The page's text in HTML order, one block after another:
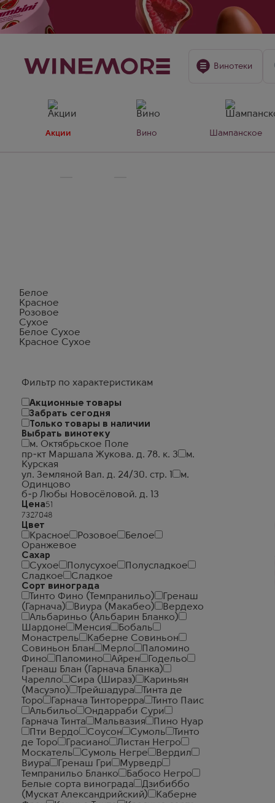
Винотеки
Акции Вино Шампанское
Сухое вино
Белое
Красное
Розовое
Сухое
Белое Сухое
Красное Сухое
Фильтр по характеристикам
Акционные товары
Забрать сегодня
Только товары в наличии
Выбрать винотеку
м. Октябрьское Поле
пр-кт Маршала Жукова. д. 78. к. 3
м.
Курская
ул. Земляной Вал. д. 24/30. стр. 1
м.
Одинцово
б-р Любы Новосёловой. д. 13
Цена
Цвет
Красное
Розовое
Белое
Оранжевое
Сахар
Сухое
Полусухое
Полусладкое
Сладкое
Сладкое
Сорт винограда
Тинто Фино (Темпранильо)
Гренаш
(Гарнача)
Виура (Макабео)
Вердехо
Альбариньо (Альбарин Бланко)
Шардоне
Менсия
Бобаль
Монастрель
Каберне Совиньон
Совиньон Блан
Мерло
Паломино
Фино
Паломино Айрен
Годельо
Гренаш Блан (Гарнача Бланка)
Чарелло
Сира (Шираз)
Кариньян
(Масуэло)
Трейшадура
Тинта де
Торо
Гарнача Тинторерра
Тинто Паис
Альбильо
Ондарраби Сури
Гарнача Тинта
Мальвазия
Пино Нуар
Пти Вердо
Соусон Сумоль
Тинто
де Торо
Грасиано
Листан Негро
Москатель
Сумоль Негре
Вердил
Виура
Гренаш Гри
Мурведр
Темпранильо Бланко
Бабосо Негро
Белые сорта винограда
Дзибиббо
(Мускат Александрийский)
Каберне